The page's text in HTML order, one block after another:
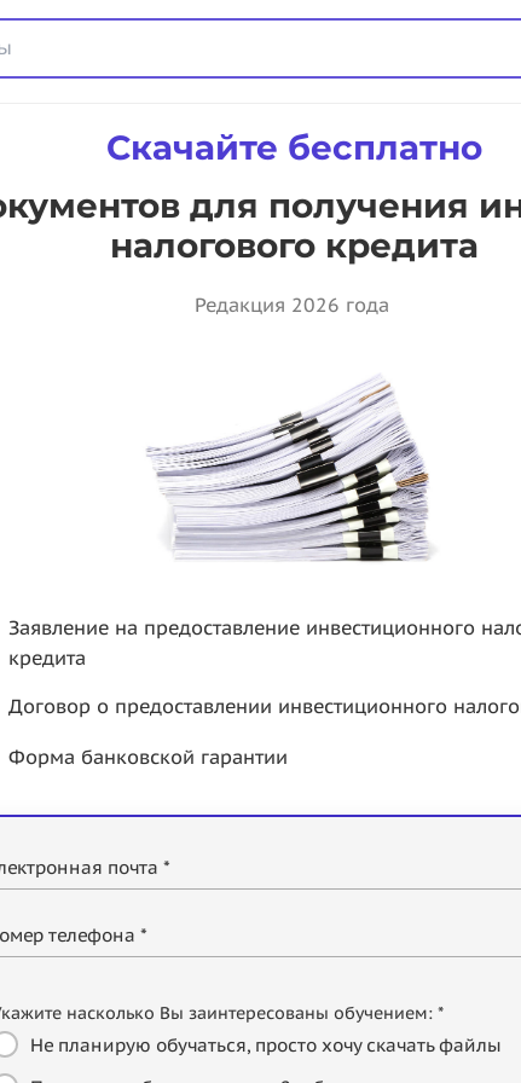
Скачайте бесплатно
для получения
налогового кредита
Редакция 2026 года
Заявление на предоставление инвестиционного
кредита
Договор о предоставлении инвестиционного
Форма банковской гарантии
почта *
телефона *
насколько Вы заинтересованы обучением: *
Не планирую обучаться, просто хочу скачать файлы